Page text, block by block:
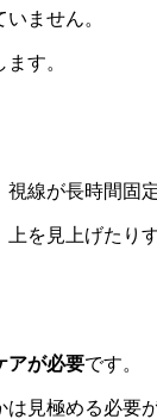
ません。
す。
線が長時間
を見上げたり
アが必要です。
見極める必要